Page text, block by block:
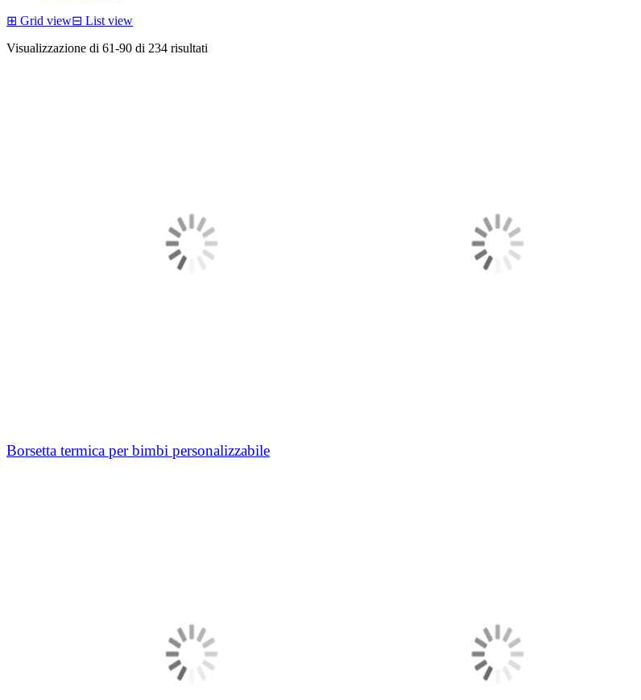
⊞ Grid view⊟ List view
Visualizzazione di 61-90 di 234 risultati
Borsetta termica per bimbi personalizzabile